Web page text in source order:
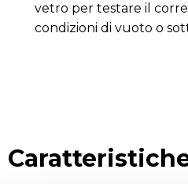
vetro per testare il
condizioni di vuoto o